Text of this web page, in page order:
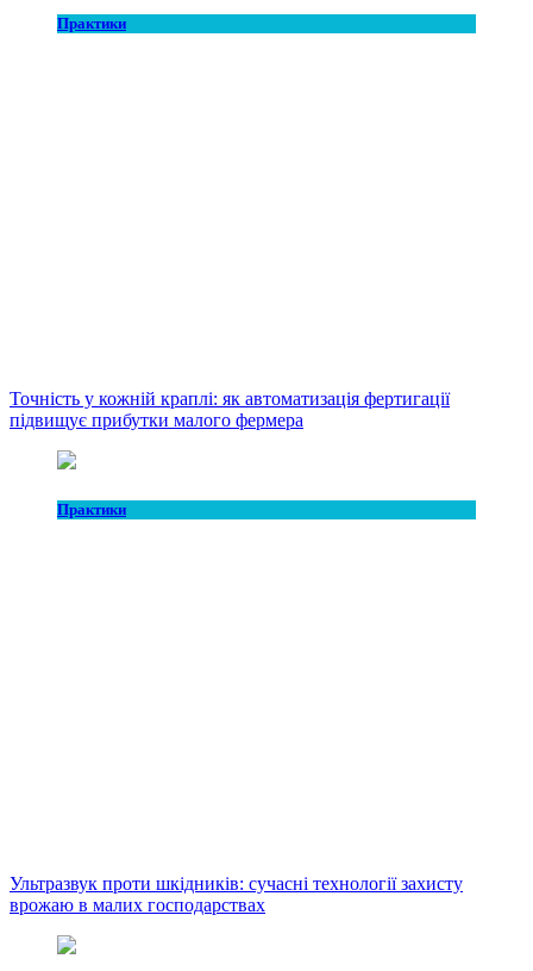
Практики
Точність у кожній краплі: як автоматизація фертигації
підвищує прибутки малого фермера
Практики
Ультразвук проти шкідників: сучасні технології захисту
врожаю в малих господарствах